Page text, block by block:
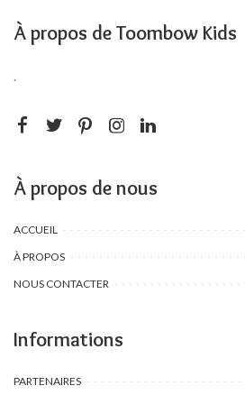
À propos de Toombow Kids
.
À propos de nous
ACCUEIL
À PROPOS
NOUS CONTACTER
Informations
PARTENAIRES